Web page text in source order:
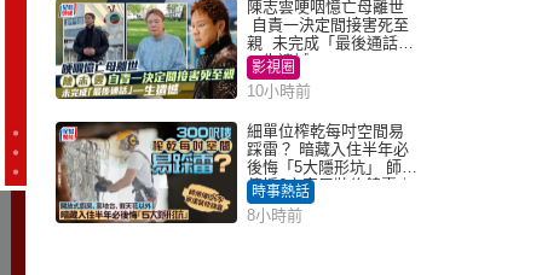
陳志雲哽咽憶亡母離世
自責一決定間接害死至
親 未完成「最後通話」
一生遺憾
影視圈
10小時前
細單位榨乾每吋空間易
踩雷？ 暗藏入住半年必
後悔「5大隱形坑」 師傅
傳授6字家居裝修錦囊｜
Juicy叮
時事熱話
8小時前